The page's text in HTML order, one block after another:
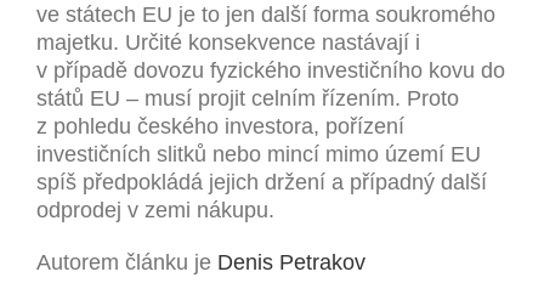
ve státech EU je to jen další forma soukromého
majetku. Určité konsekvence nastávají i
v případě dovozu fyzického investičního kovu do
států EU – musí projit celním řízením. Proto
z pohledu českého investora, pořízení
investičních slitků nebo mincí mimo území EU
spíš předpokládá jejich držení a případný další
odprodej v zemi nákupu.
Autorem článku je Denis Petrakov